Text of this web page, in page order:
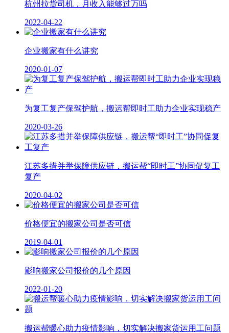
杭州拉货司机，月收入能够过万吗
2022-04-22
企业搬家有什么讲究
2020-01-07
为复工复产保驾护航，搬运帮即时工助力企业实现稳产
2020-03-26
江苏多措并举保障供应链，搬运帮“即时工”协同促复工
复产
2020-04-02
价格便宜的搬家公司是否可信
2019-04-01
影响搬家公司报价的几个原因
2022-01-20
搬运帮暖心助力疫情影响，切实解决搬家货运用工问题